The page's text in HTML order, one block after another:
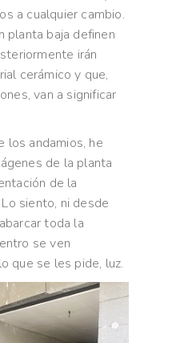
a cualquier cambio.
planta baja definen
irán
cerámico y que,
van a significar
los andamios, he
de la planta
de la
siento, ni desde
toda la
se ven
que se les pide, luz.